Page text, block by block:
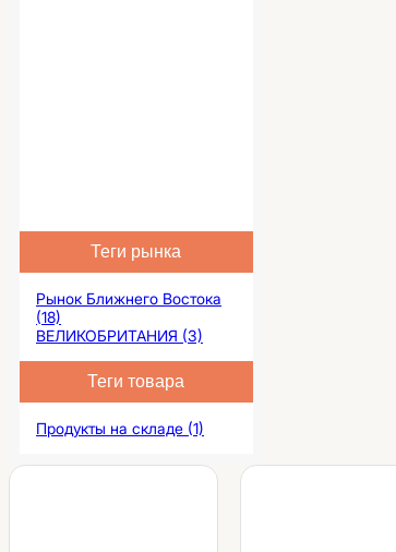
Теги рынка
Рынок Ближнего Востока
(18)
ВЕЛИКОБРИТАНИЯ (3)
Теги товара
Продукты на складе (1)